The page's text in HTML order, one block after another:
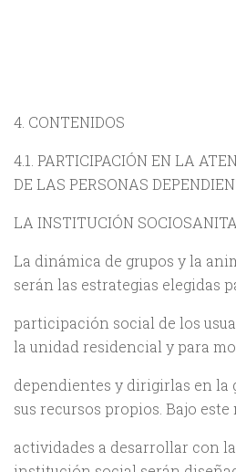
4. CONTENIDOS
4.1. PARTICIPACIÓN EN LA
DE LAS PERSONAS
LA INSTITUCIÓN
La dinámica de grupos y la
serán las estrategias elegidas
participación social de los
la unidad residencial y para
dependientes y dirigirlas en la
sus recursos propios. Bajo este
actividades a desarrollar con